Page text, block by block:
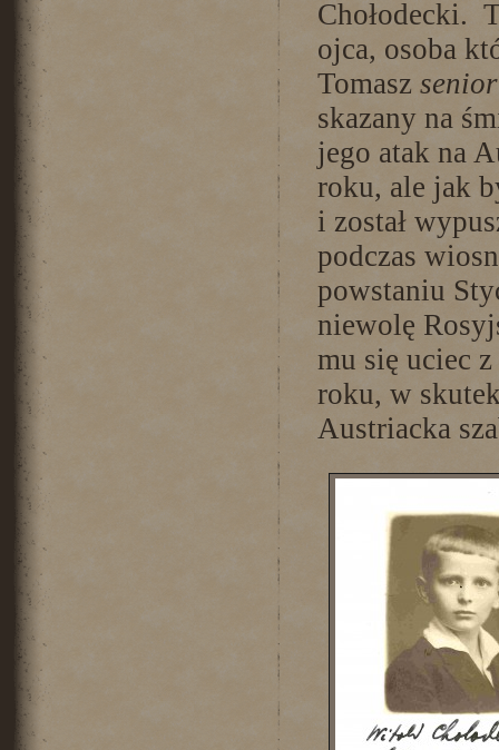
Chołodecki.
ojca, osoba
Tomasz senior
skazany na
jego atak na
roku, ale jak
i został
podczas
powstaniu
niewolę
mu się uciec
roku, w
Austriacka